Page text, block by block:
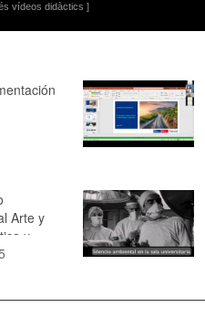
vídeos didàctics ]
Arte y
y